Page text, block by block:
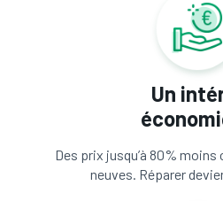
Un
Des prix jusqu’à 80%
neuves. Réparer